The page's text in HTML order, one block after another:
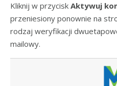
Kliknij w przycisk Aktywuj
przeniesiony ponownie na
rodzaj weryfikacji
mailowy.